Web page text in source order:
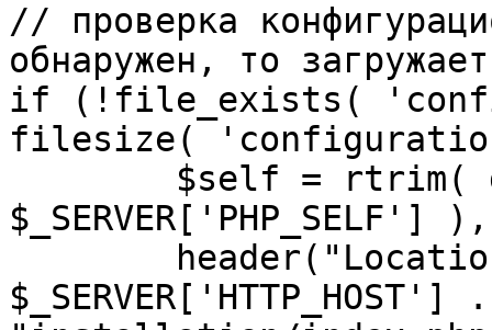
// проверка
обнаружен, то
if (!file_exists(
filesize(